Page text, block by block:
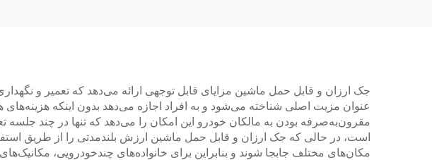
جک ارزان و قابل حمل ماشین مزایای قابل توجهی ارائه می‌دهد که تعمیر و
عنوان مزیت اصلی شناخته می‌شود و به افراد اجازه می‌دهد بدون اینکه
مقرون‌به‌صرفه بودن به مالکان خودرو این امکان را می‌دهد که تنها در چند جلسه
است، در حالی که جک ارزان و قابل حمل ماشین ارزش بلندمدتی را از طریق
مکان‌های مختلف جابجا شوند و بنابراین برای خانواده‌های چندخودرویی،